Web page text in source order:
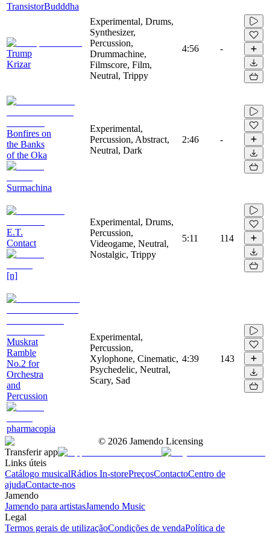
TransistorBudddha
Trump
Krizar
Experimental, Drums,
Synthesizer,
Percussion,
Drummachine,
Filmscore, Film,
Neutral, Trippy
4:56 -
Bonfires on
the Banks
of the Oka
Surmachina
Experimental,
Percussion, Abstract,
Neutral, Dark
2:46 -
E.T.
Contact
[n]
Experimental, Drums,
Percussion,
Videogame, Neutral,
Nostalgic, Trippy
5:11 114
Muskrat
Ramble
No.2 for
Orchestra
and
Percussion
pharmacopia
Experimental,
Percussion,
Xylophone, Cinematic,
Psychedelic, Neutral,
Scary, Sad
4:39 143
© 2026 Jamendo Licensing
Transferir app
Links úteis
Catálogo musicalRádios In-storePreçosContactoCentro de
ajudaContacte-nos
Jamendo
Jamendo para artistasJamendo Music
Legal
Termos gerais de utilizaçãoCondições de vendaPolítica de